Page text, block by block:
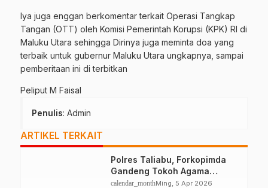
Iya juga enggan berkomentar terkait Operasi Tangkap
Tangan (OTT) oleh Komisi Pemerintah Korupsi (KPK) RI di
Maluku Utara sehingga Dirinya juga meminta doa yang
terbaik untuk gubernur Maluku Utara ungkapnya, sampai
pemberitaan ini di terbitkan
Peliput M Faisal
Penulis: Admin
ARTIKEL TERKAIT
Polres Taliabu, Forkopimda
Gandeng Tokoh Agama
Deklarasikan Damai
calendar_monthMing, 5 Apr 2026